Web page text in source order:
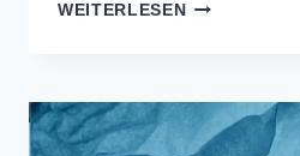
Fernsehpersönlichkeit,
lebensveränderndes